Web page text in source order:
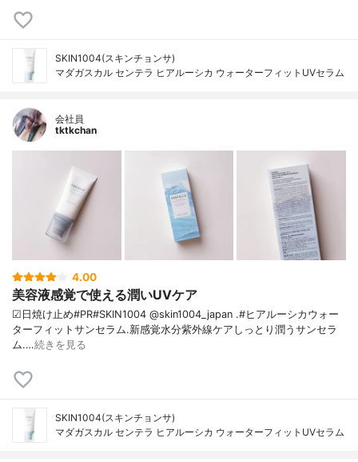
SKIN1004(スキンチョンサ)
マダガスカル センテラ ヒアルーシカ ウォーターフィットUVセラム
会社員
tktkchan
4.00
美容液感覚で使える潤いUVケア
☑日焼け止め#PR#SKIN1004 @skin1004_japan .#ヒアルーシカウォー
ターフィットサンセラム.新感覚水分紫外線ケアしっとり潤うサンセラ
ム.…続きを見る
SKIN1004(スキンチョンサ)
マダガスカル センテラ ヒアルーシカ ウォーターフィットUVセラム